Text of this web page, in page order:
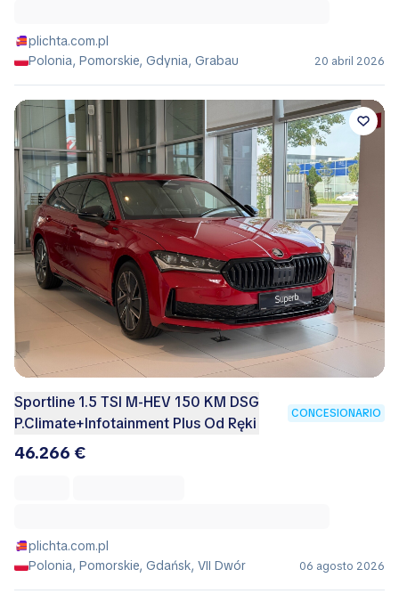
plichta.com.pl
Polonia, Pomorskie, Gdynia, Grabau
20 abril 2026
Sportline 1.5 TSI M-HEV 150 KM DSG
P.Climate+Infotainment Plus Od Ręki
CONCESIONARIO
46.266 €
plichta.com.pl
Polonia, Pomorskie, Gdańsk, VII Dwór
06 agosto 2026